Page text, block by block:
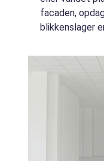
facaden,
blikkenslager
Men en